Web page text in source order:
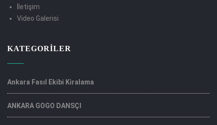
İletişim
Video Galerisi
KATEGORILER
Ankara Fasıl Ekibi Kiralama
ANKARA GOGO DANSÇI